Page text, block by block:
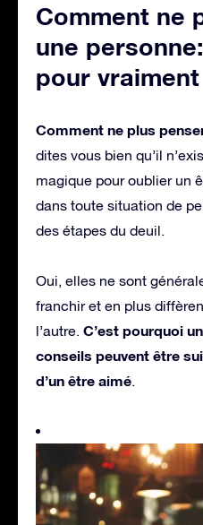
Comment ne
une
pour
Comment ne plus
dites vous bien qu’il
magique pour oublier un
dans toute situation de
des étapes du deuil.
Oui, elles ne sont
franchir et en plus
l’autre. C’est pourquoi
conseils peuvent être
d’un être aimé.